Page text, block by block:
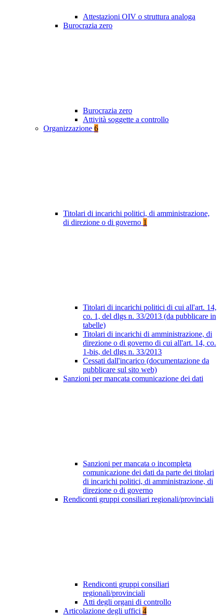
Attestazioni OIV o struttura analoga
Burocrazia zero
Burocrazia zero
Attività soggette a controllo
Organizzazione 6
Titolari di incarichi politici, di amministrazione,
di direzione o di governo 1
Titolari di incarichi politici di cui all'art. 14,
co. 1, del dlgs n. 33/2013 (da pubblicare in
tabelle)
Titolari di incarichi di amministrazione, di
direzione o di governo di cui all'art. 14, co.
1-bis, del dlgs n. 33/2013
Cessati dall'incarico (documentazione da
pubblicare sul sito web)
Sanzioni per mancata comunicazione dei dati
Sanzioni per mancata o incompleta
comunicazione dei dati da parte dei titolari
di incarichi politici, di amministrazione, di
direzione o di governo
Rendiconti gruppi consiliari regionali/provinciali
Rendiconti gruppi consiliari
regionali/provinciali
Atti degli organi di controllo
Articolazione degli uffici 4